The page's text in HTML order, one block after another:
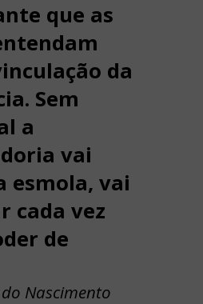
que as
da
Sem
a
vai
esmola, vai
cada vez
de
Nascimento